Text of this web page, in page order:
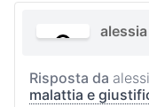
alessia
Risposta da
malattia e